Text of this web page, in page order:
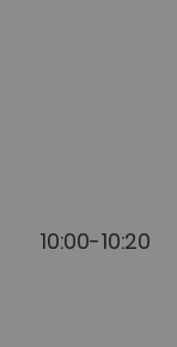
10:00-10:20